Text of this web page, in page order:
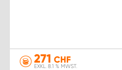
271 CHF
EXKL. 8.1 % MWST.